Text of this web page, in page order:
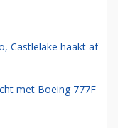
Castlelake haakt af
met Boeing 777F